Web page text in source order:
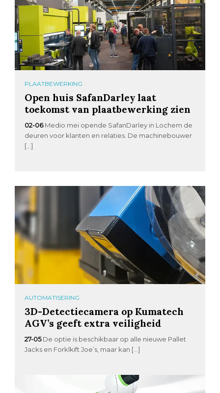
PLAATBEWERKING
Open huis SafanDarley laat
toekomst van plaatbewerking zien
02-06 Medio mei opende SafanDarley in Lochem de
deuren voor klanten en relaties. De machinebouwer
[…]
AUTOMATISERING
3D-Detectiecamera op Kumatech
AGV’s geeft extra veiligheid
27-05 De optie is beschikbaar op alle nieuwe Pallet
Jacks en Forklkift Joe’s, maar kan […]